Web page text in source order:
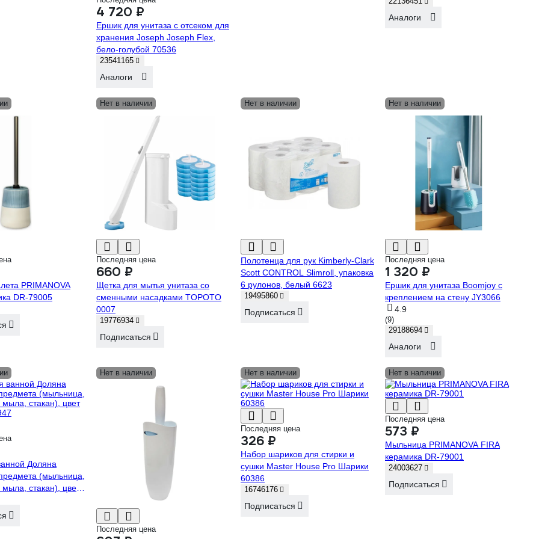
4 720 ₽
Ершик для унитаза с отсеком для
хранения Joseph Joseph Flex,
бело-голубой 70536
23541165
Аналоги
Аналоги
PRIMANOVA
DR-79005
Нет в наличии
Последняя цена
660 ₽
Щетка для мытья унитаза со
сменными насадками TOPOTO
0007
19776934
Подписаться
Нет в наличии
Полотенца для рук Kimberly-Clark
Scott CONTROL Slimroll, упаковка
6 рулонов, белый 6623
19495860
Подписаться
Нет в наличии
Последняя цена
1 320 ₽
Ершик для унитаза Boomjoy с
креплением на стену JY3066
4.9
(9)
29188694
Аналоги
Доляна
(мыльница,
стакан), цвет
Нет в наличии
Последняя цена
Нет в наличии
Последняя цена
326 ₽
Набор шариков для стирки и
сушки Master House Pro Шарики
60386
16746176
Подписаться
Нет в наличии
Последняя цена
573 ₽
Мыльница PRIMANOVA FIRA
керамика DR-79001
24003627
Подписаться